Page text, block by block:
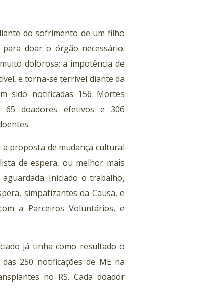
do sofrimento de um filho
doar o órgão necessário.
dolorosa; a impotência de
e torna-se terrível diante da
sido notificadas 156 Mortes
65 doadores efetivos e 306
a proposta de mudança cultural
de espera, ou melhor mais
Iniciado o trabalho,
simpatizantes da Causa, e
a Parceiros Voluntários, e
já tinha como resultado o
250 notificações de ME na
no RS. Cada doador